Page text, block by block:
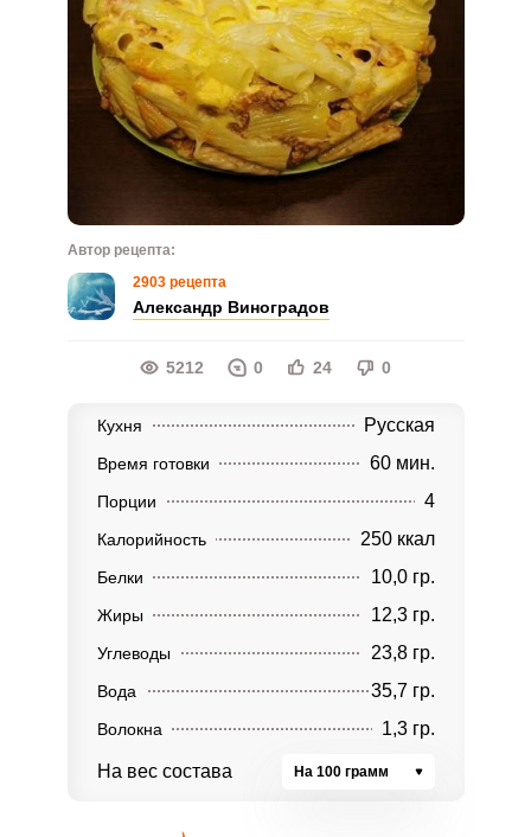
Автор рецепта:
2903 рецепта
Александр Виноградов
5212 0 24 0
Кухня Русская
Время готовки 60 мин.
Порции 4
Калорийность 250 ккал
Белки 10,0 гр.
Жиры 12,3 гр.
Углеводы 23,8 гр.
Вода 35,7 гр.
Волокна 1,3 гр.
На вес состава На 100 грамм